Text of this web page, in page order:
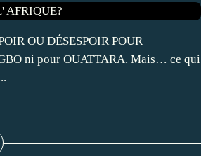
OU DÉSESPOIR POUR
ni pour OUATTARA. Mais… ce qui